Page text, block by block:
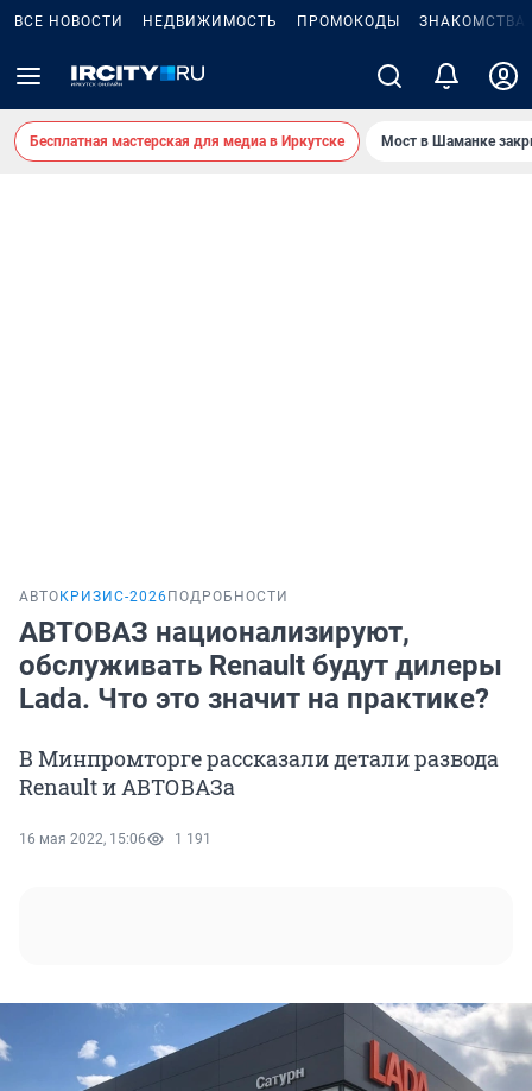
ВСЕ НОВОСТИ НЕДВИЖИМОСТЬ ПРОМОКОДЫ ЗНАКОМСТВА
Бесплатная мастерская для медиа в Иркутске Мост в Шаманке
АВТО КРИЗИС-2026 ПОДРОБНОСТИ
АВТОВАЗ национализируют,
обслуживать Renault будут дилеры
Lada. Что это значит на практике?
В Минпромторге рассказали детали развода
Renault и АВТОВАЗа
16 мая 2022, 15:06 1 191